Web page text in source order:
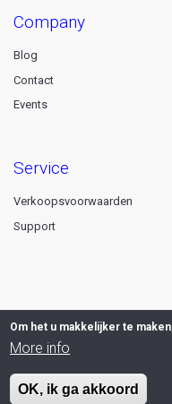
company
Blog
Contact
Events
service
Verkoopsvoorwaarden
Support
© 2026 Dataline nv.
Om het u makkelijker te
More info
OK, ik ga akkoord